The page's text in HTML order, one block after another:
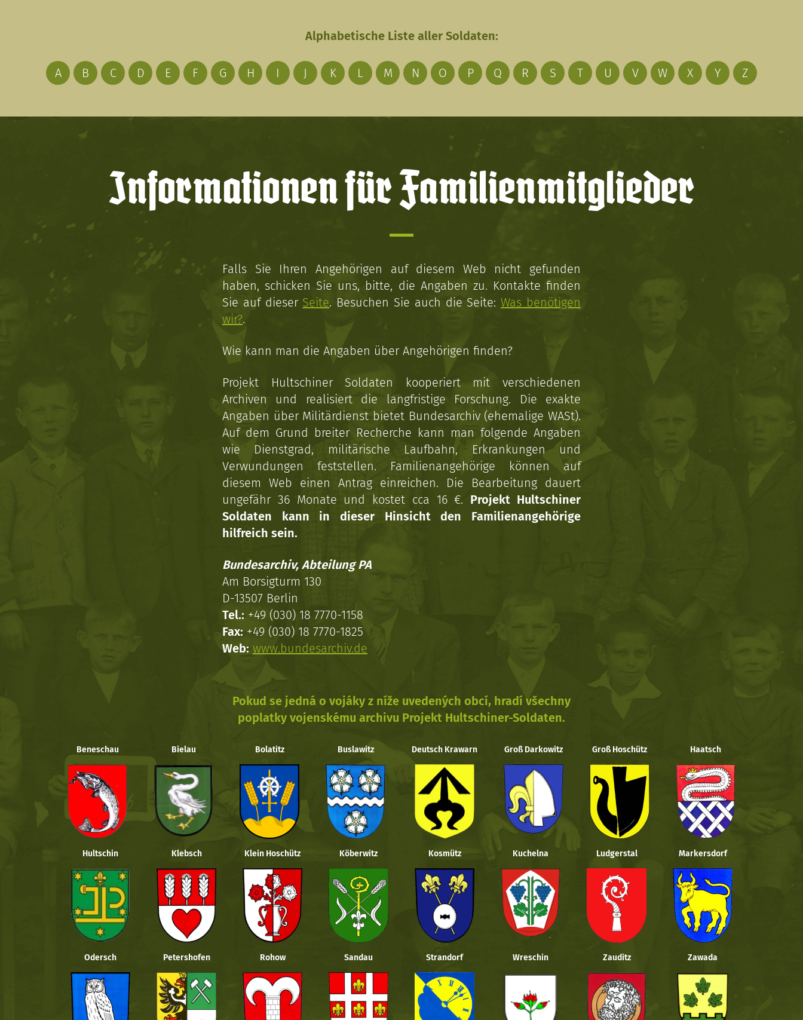
Alphabetische Liste aller Soldaten:
A B C D E F G H I J K L M N O P Q R S T U V W X Y Z
Informationen für Familienmitglieder
Falls Sie Ihren Angehörigen auf diesem Web nicht gefunden
haben, schicken Sie uns, bitte, die Angaben zu. Kontakte finden
Sie auf dieser Seite. Besuchen Sie auch die Seite:Was benötigen
wir?.
Wie kann man die Angaben über Angehörigen finden?
Projekt Hultschiner Soldaten kooperiert mit verschiedenen
Archiven und realisiert die langfristige Forschung. Die exakte
Angaben über Militärdienst bietet Bundesarchiv (ehemalige WASt).
Auf dem Grund breiter Recherche kann man folgende Angaben
wie Dienstgrad, militärische Laufbahn, Erkrankungen und
Verwundungen feststellen. Familienangehörige können auf
diesem Web einen Antrag einreichen. Die Bearbeitung dauert
ungefähr 36 Monate und kostet cca 16 €. Projekt Hultschiner
Soldaten kann in dieser Hinsicht den Familienangehörige
hilfreich sein.
Bundesarchiv, Abteilung PA
Am Borsigturm 130
D-13507 Berlin
Tel.: +49 (030) 18 7770-1158
Fax: +49 (030) 18 7770-1825
Web: www.bundesarchiv.de
Pokud se jedná o vojáky z níže uvedených obcí, hradí všechny
poplatky vojenskému archivu Projekt Hultschiner-Soldaten.
Beneschau Bielau Bolatitz Buslawitz Deutsch Krawarn Groß Darkowitz Groß Hoschütz Haatsch
Hultschin Klebsch Klein Hoschütz Köberwitz Kosmütz Kuchelna Ludgerstal Markersdorf
Odersch Petershofen Rohow Sandau Strandorf Wreschin Zauditz Zawada